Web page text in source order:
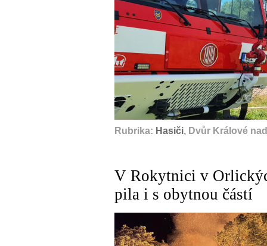
Rubrika: Hasiči, Dvůr Králové
V Rokytnici v
pila i s obytnou částí